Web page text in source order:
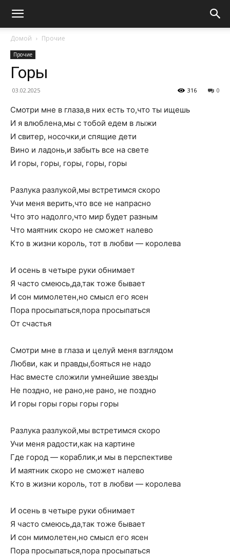
Домой Прочие
Прочие
Горы
03.02.2025 0
316
Смотри мне в глаза,в них есть то,что ты ищешь
И я влюблена,мы с тобой едем в лыжи
И свитер, носочки,и спящие дети
Вино и ладонь,и забыть все на свете
И горы, горы, горы, горы, горы
Разлука разлукой,мы встретимся скоро
Учи меня верить,что все не напрасно
Что это надолго,что мир будет разным
Что маятник скоро не сможет налево
Кто в жизни король, тот в любви — королева
И осень в четыре руки обнимает
Я часто смеюсь,да,так тоже бывает
И сон мимолетен,но смысл его ясен
Пора просыпаться,пора просыпаться
От счастья
Смотри мне в глаза и целуй меня взглядом
Любви, как и правды,бояться не надо
Нас вместе сложили умнейшие звезды
Не поздно, не рано,не рано, не поздно
И горы горы горы горы горы
Разлука разлукой,мы встретимся скоро
Учи меня радости,как на картине
Где город — кораблик,и мы в перспективе
И маятник скоро не сможет налево
Кто в жизни король, тот в любви — королева
И осень в четыре руки обнимает
Я часто смеюсь,да,так тоже бывает
И сон мимолетен,но смысл его ясен
Пора просыпаться,пора просыпаться